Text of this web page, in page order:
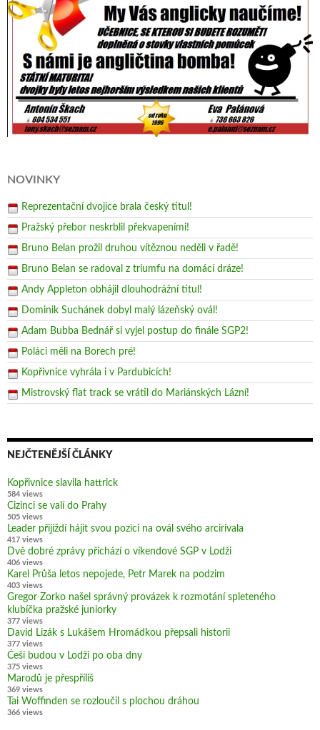
NOVINKY
Reprezentační dvojice brala český titul!
Pražský přebor neskrblil překvapeními!
Bruno Belan prožil druhou vítěznou neděli v řadě!
Bruno Belan se radoval z triumfu na domácí dráze!
Andy Appleton obhájil dlouhodrážní titul!
Dominik Suchánek dobyl malý lázeňský ovál!
Adam Bubba Bednář si vyjel postup do finále SGP2!
Poláci měli na Borech pré!
Kopřivnice vyhrála i v Pardubicích!
Mistrovský flat track se vrátil do Mariánských Lázní!
NEJČTENĚJŠÍ ČLÁNKY
Kopřivnice slavila hattrick
584 views
Cizinci se valí do Prahy
505 views
Leader přijíždí hájit svou pozici na ovál svého arcirivala
417 views
Dvě dobré zprávy přichází o víkendové SGP v Lodži
406 views
Karel Průša letos nepojede, Petr Marek na podzim
403 views
Gregor Zorko našel správný provázek k rozmotání spleteného
klubíčka pražské juniorky
377 views
David Lizák s Lukášem Hromádkou přepsali historii
377 views
Češi budou v Lodži po oba dny
375 views
Marodů je přespříliš
369 views
Tai Woffinden se rozloučil s plochou dráhou
366 views